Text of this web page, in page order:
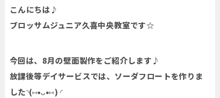
こんにちは♪
ブロッサムジュニア久喜中央教室です☆
今回は、8月の壁面製作をご紹介します♪
放課後等デイサービスでは、ソーダフロートを作りま
した◝(⑅•ᴗ•⑅) ◜